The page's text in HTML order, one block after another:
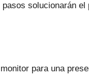
solucionarán
para una